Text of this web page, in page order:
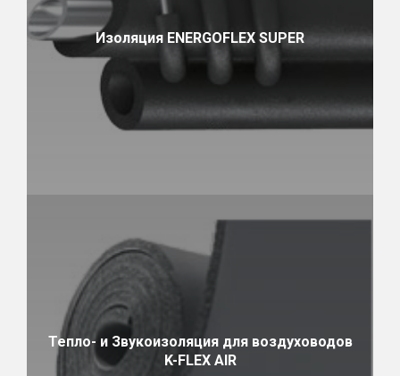
Изоляция ENERGOFLEX SUPER
Тепло- и Звукоизоляция для воздуховодов
K-FLEX AIR